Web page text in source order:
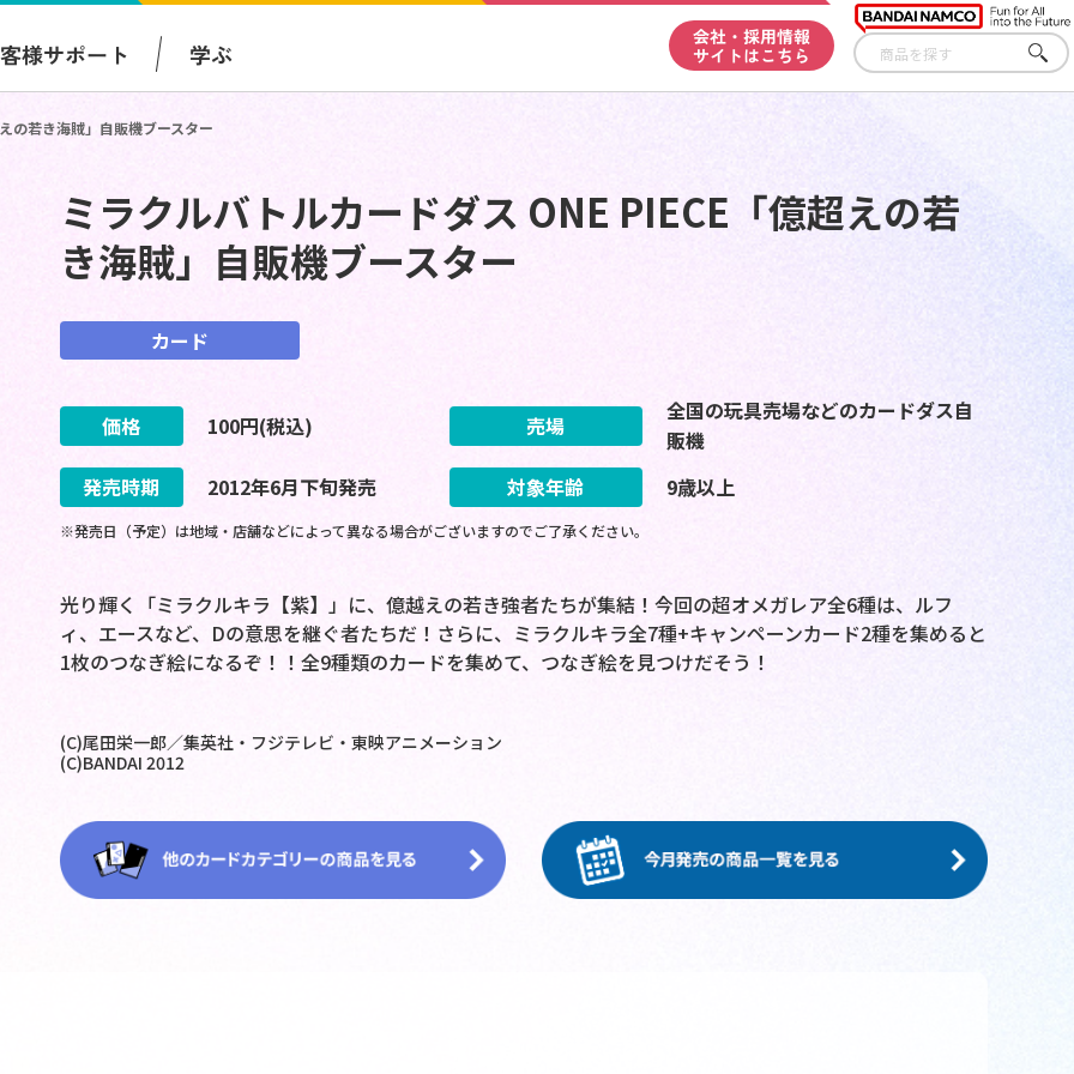
様サポート 学ぶ
会社・採用情報
サイトはこちら
さが
す
の若き海賊」自販機ブースター
ミラクルバトルカードダス ONE PIECE「億超えの若
き海賊」自販機ブースター
カード
価格 100円(税込) 売場
全国の玩具売場などのカードダス自
販機
発売時期
2012年6月下旬発売 対象年齢 9歳以上
※発売日（予定）は地域・店舗などによって異なる場合がございますのでご了承ください。
光り輝く「ミラクルキラ【紫】」に、億越えの若き強者たちが集結！今回の超オメガレア全6種は、ルフ
ィ、エースなど、Dの意思を継ぐ者たちだ！さらに、ミラクルキラ全7種+キャンペーンカード2種を集めると
1枚のつなぎ絵になるぞ！！全9種類のカードを集めて、つなぎ絵を見つけだそう！
(C)尾田栄一郎／集英社・フジテレビ・東映アニメーション
(C)BANDAI 2012